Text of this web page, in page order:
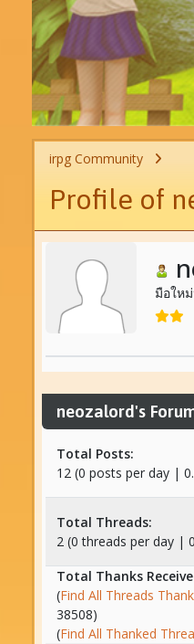
irpg Community
Profile of
มือให
neozalord's
Total Posts:
12 (0 posts per day |
Total Threads:
2 (0 threads per day |
Total Thanks
(Find All Threads
38508)
(Find All Thanked